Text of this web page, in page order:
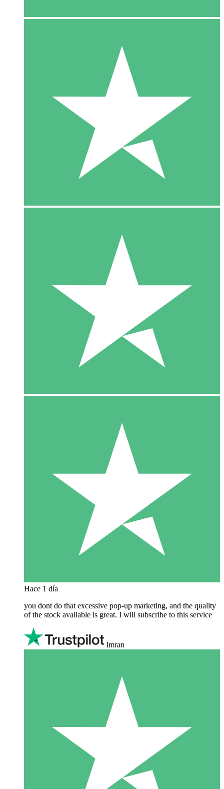
Hace 1 día
you dont do that excessive pop-up marketing, and the quality
of the stock available is great. I will subscribe to this service
Imran